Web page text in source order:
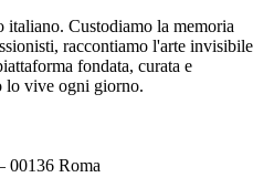
italiano. Custodiamo la memoria
raccontiamo l'arte invisibile
fondata, curata e
lo vive ogni giorno.
Roma